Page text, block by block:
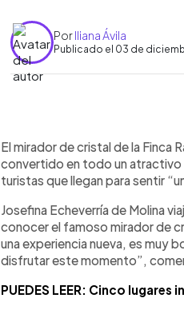
PorIliana Ávila
Publicado el 03 de
Escuchar artículo
El mirador de cristal de la Finca
convertido en todo un atractivo
turistas que llegan para sentir
Josefina Echeverría de Molina
conocer el famoso mirador de
una experiencia nueva, es muy
disfrutar este momento”,
PUEDES LEER: Cinco